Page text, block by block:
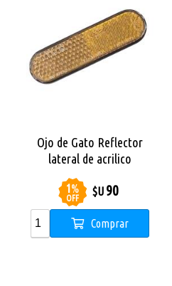
Ojo de Gato Reflector
lateral de acrilico
Monopatin X City Pro Max
1%
OFF
$U 90
Comprar